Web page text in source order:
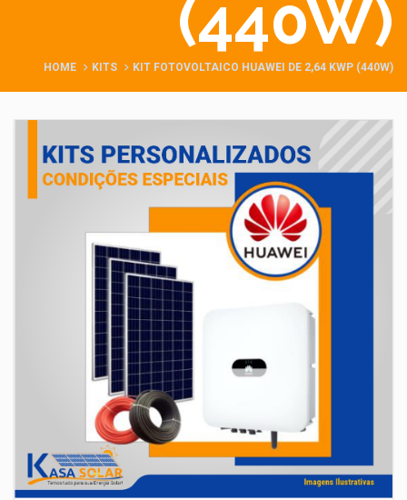
(440W)
HOME KITS KIT FOTOVOLTAICO HUAWEI DE 2,64 KWP (440W)